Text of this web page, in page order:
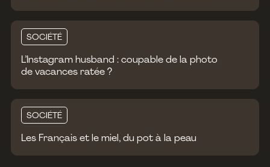
SOCIÉTÉ
L’Instagram husband : coupable de la photo
de vacances ratée ?
SOCIÉTÉ
Les Français et le miel, du pot à la peau